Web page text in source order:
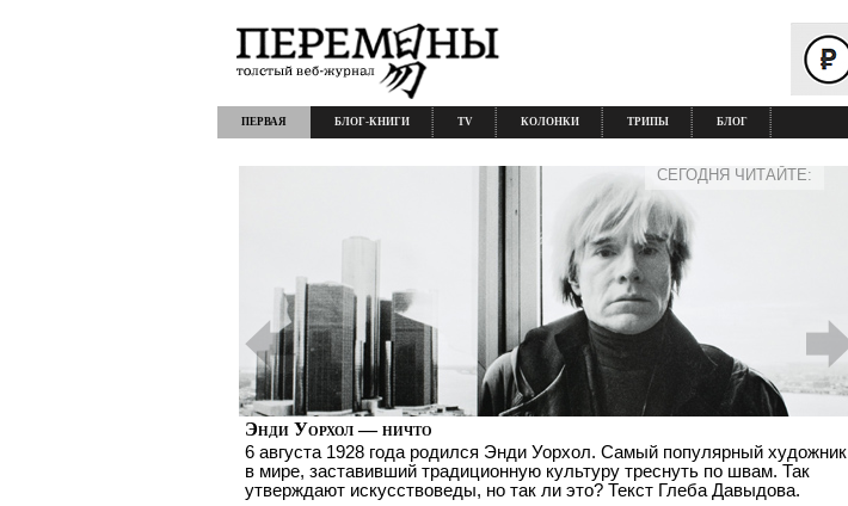
ПЕРВАЯ БЛОГ-КНИГИ TV КОЛОНКИ ТРИПЫ БЛОГ
Энди Уорхол — ничто
6 августа 1928 года родился Энди Уорхол. Самый популярный художник
в мире, заставивший традиционную культуру треснуть по швам. Так
утверждают искусствоведы, но так ли это? Текст Глеба Давыдова.
СЕГОДНЯ ЧИТАЙТЕ: